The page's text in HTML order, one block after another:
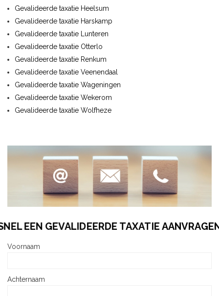
Gevalideerde taxatie Heelsum
Gevalideerde taxatie Harskamp
Gevalideerde taxatie Lunteren
Gevalideerde taxatie Otterlo
Gevalideerde taxatie Renkum
Gevalideerde taxatie Veenendaal
Gevalideerde taxatie Wageningen
Gevalideerde taxatie Wekerom
Gevalideerde taxatie Wolfheze
SNEL EEN GEVALIDEERDE TAXATIE AANVRAGEN
Voornaam
Achternaam